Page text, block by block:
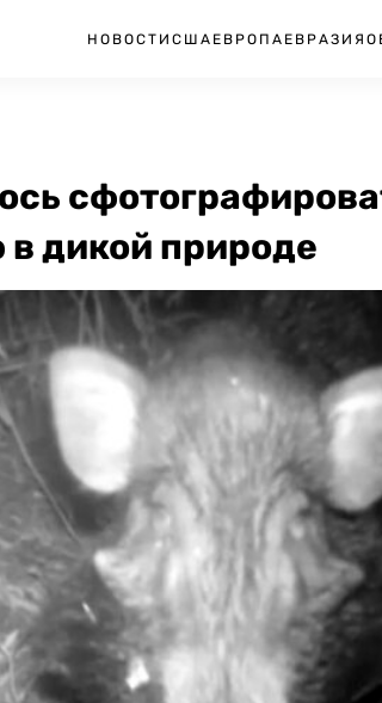
НОВОСТИ США ЕВРОПА ЕВРАЗИЯ
дикой природе